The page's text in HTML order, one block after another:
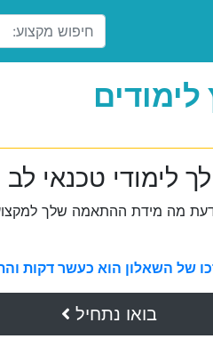
לימודים
לימודי טכנאי לב
מה מידת ההתאמה שלך
של השאלון הוא כעשר דקות
בואו נתחיל